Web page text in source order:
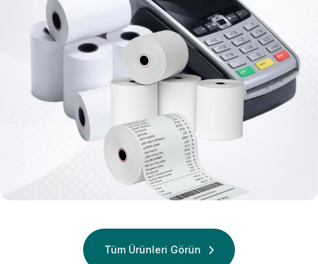
Termal RuloTüm Ürünleri Görün